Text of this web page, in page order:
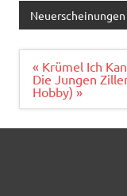
e
b
o
o
k
it
te
r
ai
l
Neuerscheinungen
« Krümel Ich
Die Jungen
Hobby) »